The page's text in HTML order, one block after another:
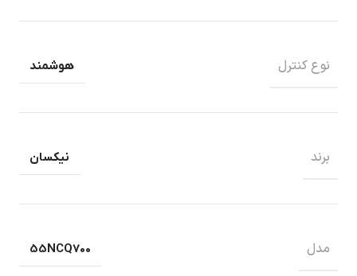
نوع کنترل هوشمند
برند نیکسان
مدل 55NCQ700